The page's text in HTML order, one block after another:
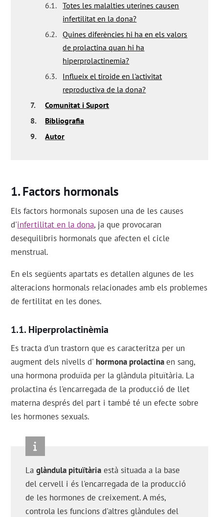
6.1.
Totes les malalties uterines causen
infertilitat en la dona?
6.2.
Quines diferències hi ha en els valors
de prolactina quan hi ha
hiperprolactinemia?
6.3.
Influeix el tiroide en l'activitat
reproductiva de la dona?
7.
Comunitat i Suport
8.
Bibliografia
9.
Autor
Factors hormonals
Els factors hormonals suposen una de les causes
d'infertilitat en la dona, ja que provocaran
desequilibris hormonals que afecten el cicle
menstrual.
En els següents apartats es detallen algunes de les
alteracions hormonals relacionades amb els problemes
de fertilitat en les dones.
Hiperprolactinèmia
Es tracta d'un trastorn que es caracteritza per un
augment dels nivells d' hormona prolactinaen sang,
una hormona produïda per la glàndula pituïtària. La
prolactina és l'encarregada de la producció de llet
materna després del part i també té un efecte sobre
les hormones sexuals.
Laglàndula pituïtària està situada a la base
del cervell i és l'encarregada de la producció
de les hormones de creixement. A més,
controla les funcions d'altres glàndules del